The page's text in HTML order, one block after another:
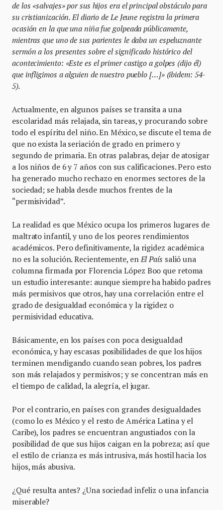
de los «salvajes» por sus hijos era el principal obstáculo para
su cristianización. El diario de Le Jeune registra la primera
ocasión en la que una niña fue golpeada públicamente,
mientras que uno de sus parientes le daba un espeluznante
sermón a los presentes sobre el significado histórico del
acontecimiento: «Este es el primer castigo a golpes (dijo él)
que infligimos a alguien de nuestro pueblo […]» (ibidem: 54-
5).
Actualmente, en algunos países se transita a una
escolaridad más relajada, sin tareas, y procurando sobre
todo el espíritu del niño. En México, se discute el tema de
que no exista la seriación de grado en primero y
segundo de primaria. En otras palabras, dejar de atosigar
a los niños de 6 y 7 años con sus calificaciones. Pero esto
ha generado mucho rechazo en enormes sectores de la
sociedad; se habla desde muchos frentes de la
“permisividad”.
La realidad es que México ocupa los primeros lugares de
maltrato infantil, y uno de los peores rendimientos
académicos. Pero definitivamente, la rigidez académica
no es la solución. Recientemente, enEl País salió una
columna firmada por Florencia López Boo que retoma
un estudio interesante: aunque siempre ha habido padres
más permisivos que otros, hay una correlación entre el
grado de desigualdad económica y la rigidez o
permisividad educativa.
Básicamente, en los países con poca desigualdad
económica, y hay escasas posibilidades de que los hijos
terminen mendigando cuando sean pobres, los padres
son más relajados y permisivos; y se concentran más en
el tiempo de calidad, la alegría, el jugar.
Por el contrario, en países con grandes desigualdades
(como lo es México y el resto de América Latina y el
Caribe), los padres se encuentran angustiados con la
posibilidad de que sus hijos caigan en la pobreza; así que
el estilo de crianza es más intrusiva, más hostil hacia los
hijos, más abusiva.
¿Qué resulta antes? ¿Una sociedad infeliz o una infancia
miserable?